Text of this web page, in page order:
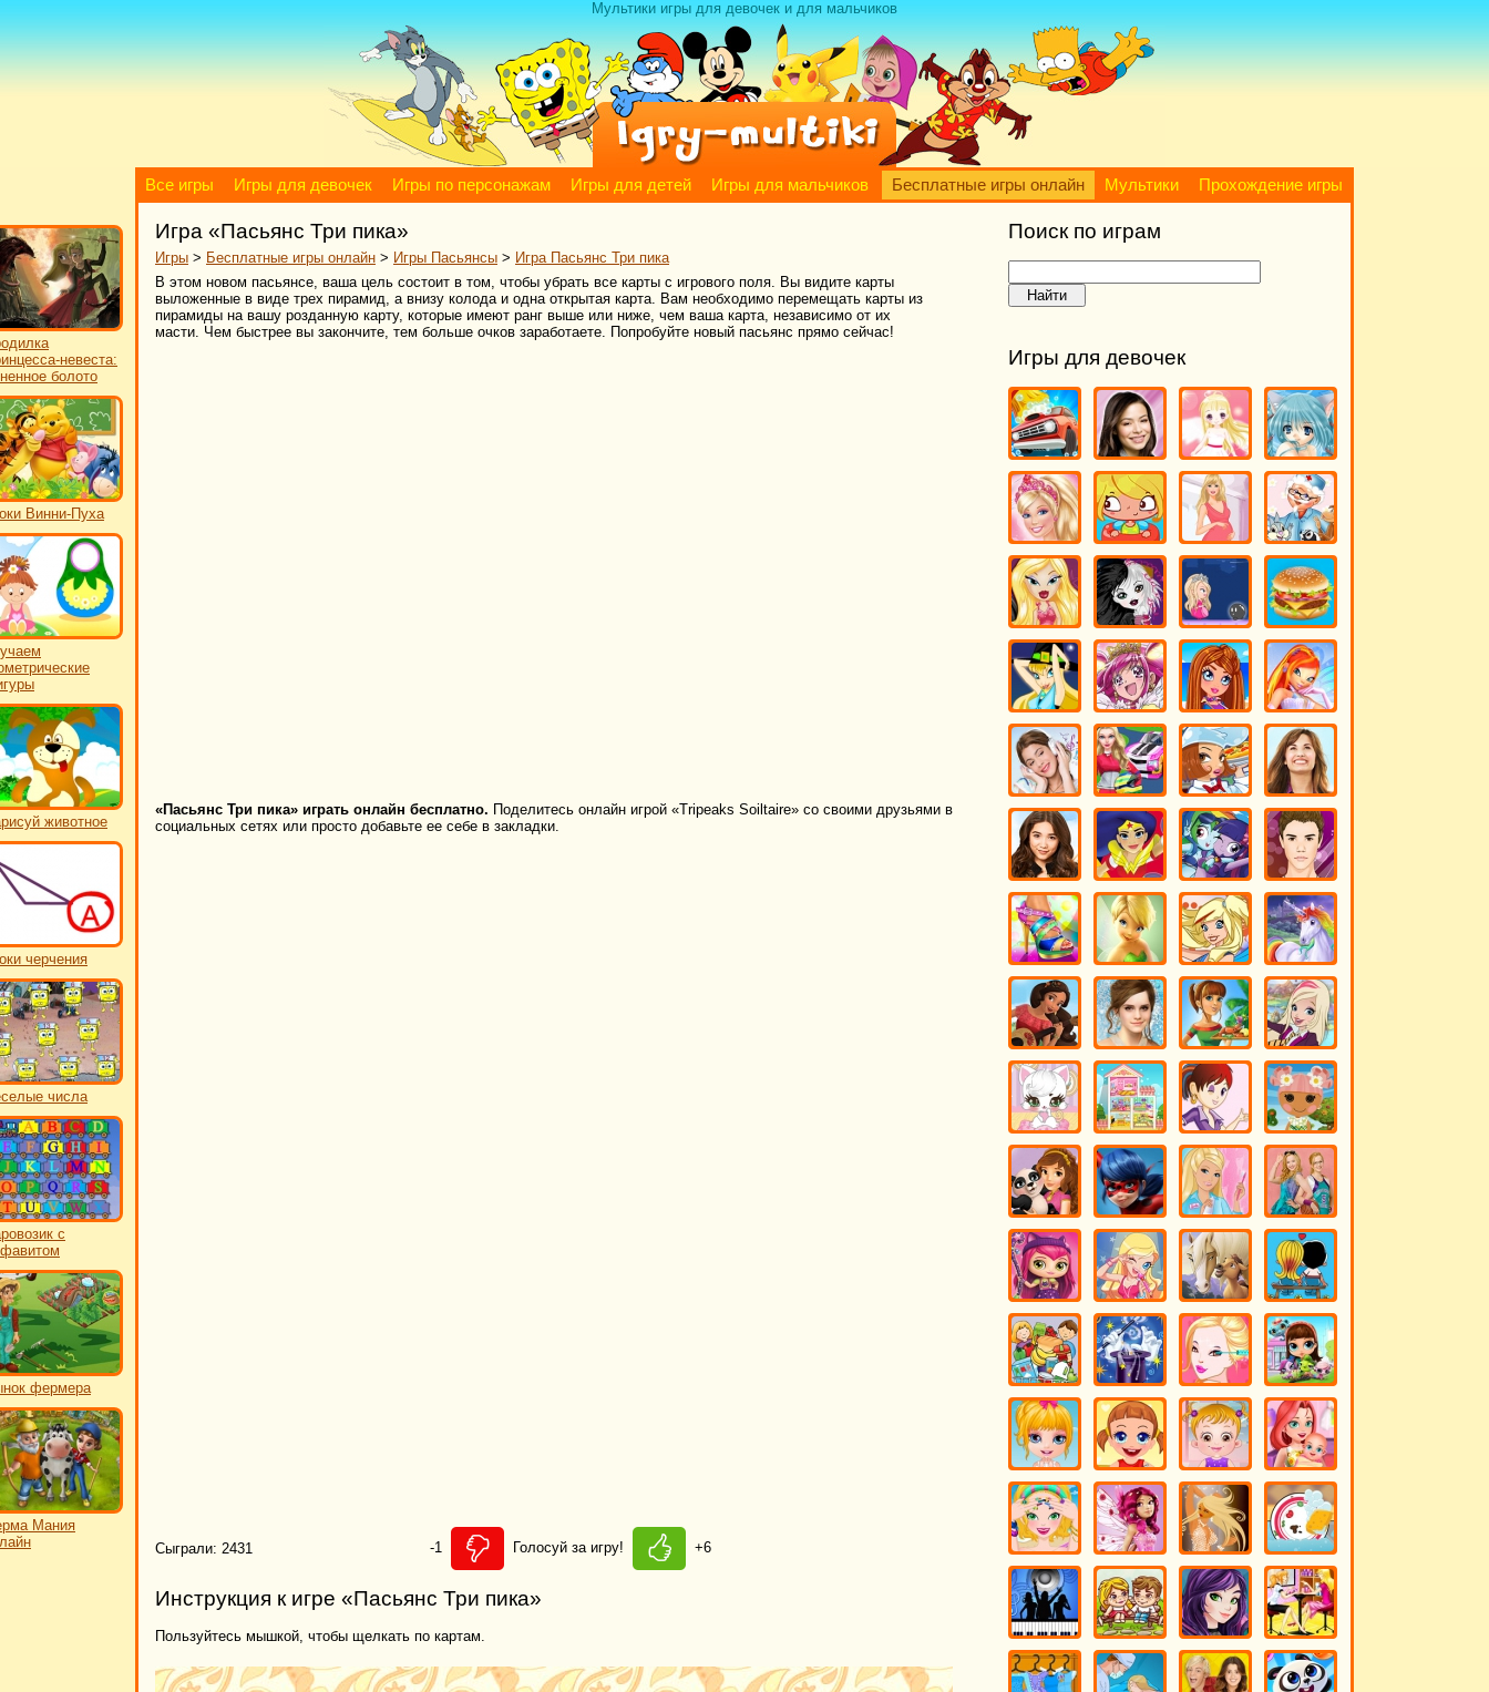
Мультики игры для девочек и для мальчиков
Все игры Игры для девочек Игры по персонажам Игры для детей Игры для мальчиков Бесплатные игры онлайн Мультики Прохождение игры
невеста:
болото
Винни-Пуха
животное
черчения
числа
с
фермера
Мания
Игра «Пасьянс Три пика»
Игры > Бесплатные игры онлайн > Игры Пасьянсы > Игра Пасьянс Три пика
В этом новом пасьянсе, ваша цель состоит в том, чтобы убрать все карты с игрового поля. Вы видите карты
выложенные в виде трех пирамид, а внизу колода и одна открытая карта. Вам необходимо перемещать карты из
пирамиды на вашу розданную карту, которые имеют ранг выше или ниже, чем ваша карта, независимо от их
масти. Чем быстрее вы закончите, тем больше очков заработаете. Попробуйте новый пасьянс прямо сейчас!
«Пасьянс Три пика» играть онлайн бесплатно. Поделитесь онлайн игрой «Tripeaks Soiltaire» со своими друзьями в
социальных сетях или просто добавьте ее себе в закладки.
Сыграли: 2431 -1 Голосуй за игру! +6
Инструкция к игре «Пасьянс Три пика»
Пользуйтесь мышкой, чтобы щелкать по картам.
Поиск по играм
Игры для девочек